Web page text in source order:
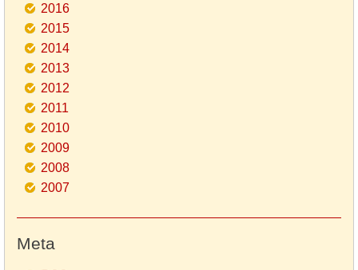
2016
2015
2014
2013
2012
2011
2010
2009
2008
2007
Meta